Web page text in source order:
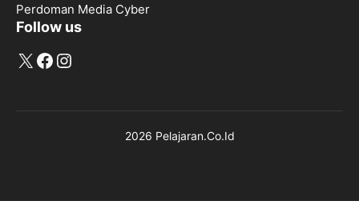
Perdoman Media Cyber
Follow us
X Facebook
Instagram
2026 Pelajaran.Co.Id